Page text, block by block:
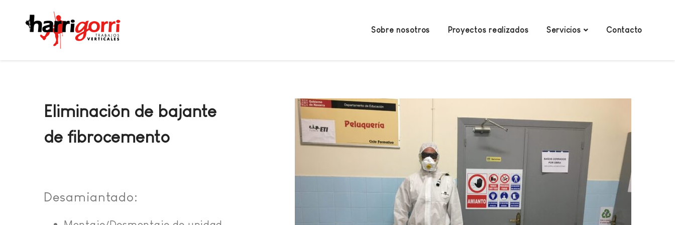
Sobre nosotros Proyectos realizados Servicios Contacto
Eliminación de bajante
de fibrocemento
Desamiantado: